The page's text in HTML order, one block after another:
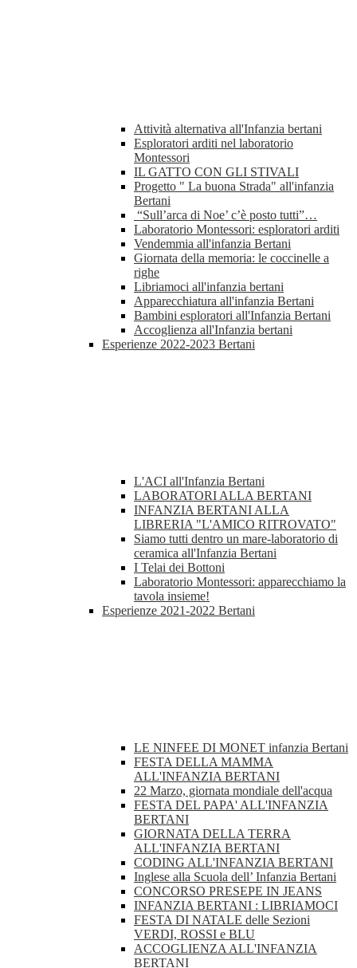
Attività alternativa all'Infanzia bertani
Esploratori arditi nel laboratorio
Montessori
IL GATTO CON GLI STIVALI
Progetto " La buona Strada" all'infanzia
Bertani
“Sull’arca di Noe’ c’è posto tutti”…
Laboratorio Montessori: esploratori arditi
Vendemmia all'infanzia Bertani
Giornata della memoria: le coccinelle a
righe
Libriamoci all'infanzia bertani
Apparecchiatura all'infanzia Bertani
Bambini esploratori all'Infanzia Bertani
Accoglienza all'Infanzia bertani
Esperienze 2022-2023 Bertani
L'ACI all'Infanzia Bertani
LABORATORI ALLA BERTANI
INFANZIA BERTANI ALLA
LIBRERIA "L'AMICO RITROVATO"
Siamo tutti dentro un mare-laboratorio di
ceramica all'Infanzia Bertani
I Telai dei Bottoni
Laboratorio Montessori: apparecchiamo la
tavola insieme!
Esperienze 2021-2022 Bertani
LE NINFEE DI MONET infanzia Bertani
FESTA DELLA MAMMA
ALL'INFANZIA BERTANI
22 Marzo, giornata mondiale dell'acqua
FESTA DEL PAPA' ALL'INFANZIA
BERTANI
GIORNATA DELLA TERRA
ALL'INFANZIA BERTANI
CODING ALL'INFANZIA BERTANI
Inglese alla Scuola dell’ Infanzia Bertani
CONCORSO PRESEPE IN JEANS
INFANZIA BERTANI : LIBRIAMOCI
FESTA DI NATALE delle Sezioni
VERDI, ROSSI e BLU
ACCOGLIENZA ALL'INFANZIA
BERTANI